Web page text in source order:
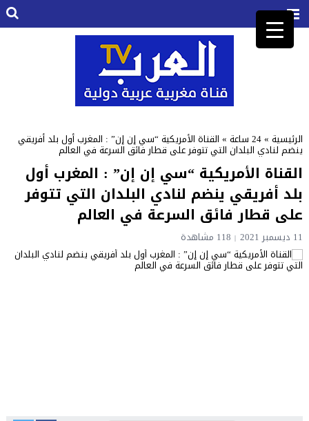
الرئيسية »24 ساعة »القناة الأمريكية “سي إن إن” : المغرب أول بلد أفريقي
ينضم لنادي البلدان التي تتوفر على قطار فائق السرعة في العالم
القناة الأمريكية “سي إن إن” : المغرب أول
بلد أفريقي ينضم لنادي البلدان التي تتوفر
على قطار فائق السرعة في العالم
11 ديسمبر 2021 118 مشاهدة